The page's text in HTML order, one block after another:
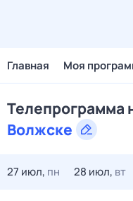
Главная Моя
Телепрограмма
Волжске
27 июл, пн 28 июл, вт